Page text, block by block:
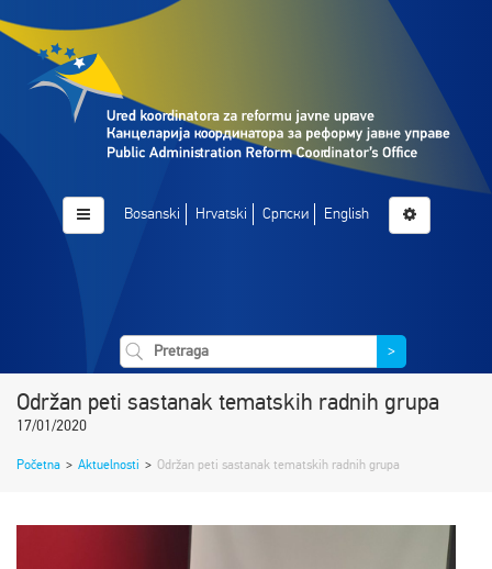
Bosanski Hrvatski Српски English
>
Održan peti sastanak tematskih radnih grupa
17/01/2020
Početna > Aktuelnosti > Održan peti sastanak tematskih radnih grupa